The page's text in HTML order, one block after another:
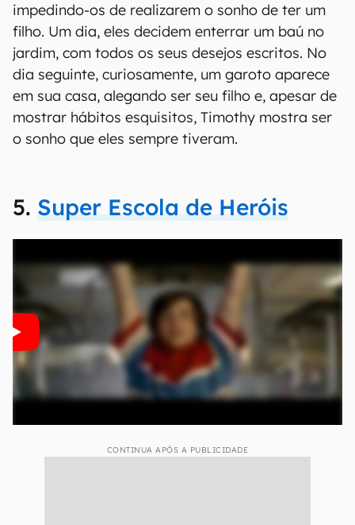
impedindo-os de realizarem o sonho de ter um
filho. Um dia, eles decidem enterrar um baú no
jardim, com todos os seus desejos escritos. No
dia seguinte, curiosamente, um garoto aparece
em sua casa, alegando ser seu filho e, apesar de
mostrar hábitos esquisitos, Timothy mostra ser
o sonho que eles sempre tiveram.
5. Super Escola de Heróis
CONTINUA APÓS A PUBLICIDADE